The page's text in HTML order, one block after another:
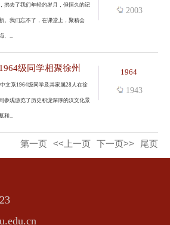
2003
拂去了我们年轻的岁月，但恒久的记
。我们忘不了，在课堂上，聚精会
、...
1964
1943
级同学相聚徐州
文系1964级同学及其家属28人在徐
参观游览了历史积淀深厚的汉文化景
和...
第一页 <<上一页 下一页>> 尾页